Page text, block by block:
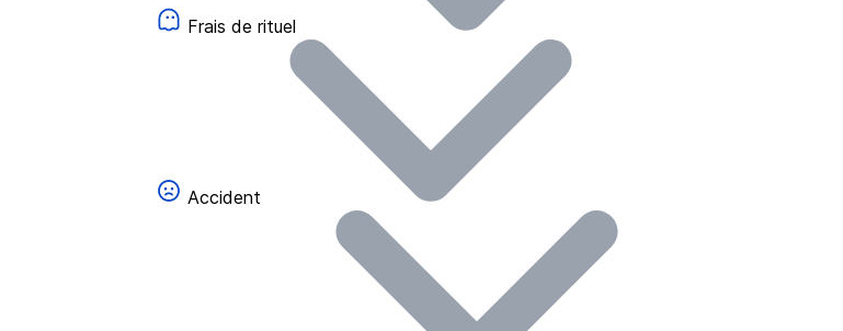
Frais de rituel
Accident